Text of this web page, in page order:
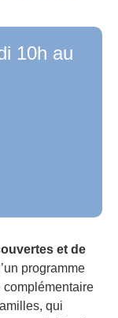
10h au
et de
programme
complémentaire
qui